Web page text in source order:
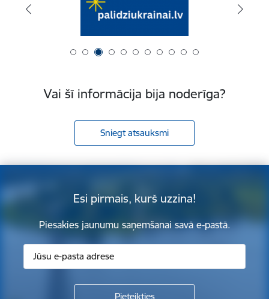
Vai šī informācija bija noderīga?
Sniegt atsauksmi
Esi pirmais, kurš uzzina!
Piesakies jaunumu saņemšanai savā e-pastā.